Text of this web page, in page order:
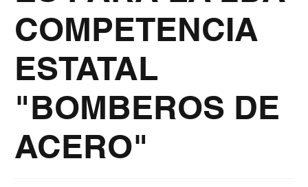
COMPETENCIA
ESTATAL
"BOMBEROS DE
ACERO"